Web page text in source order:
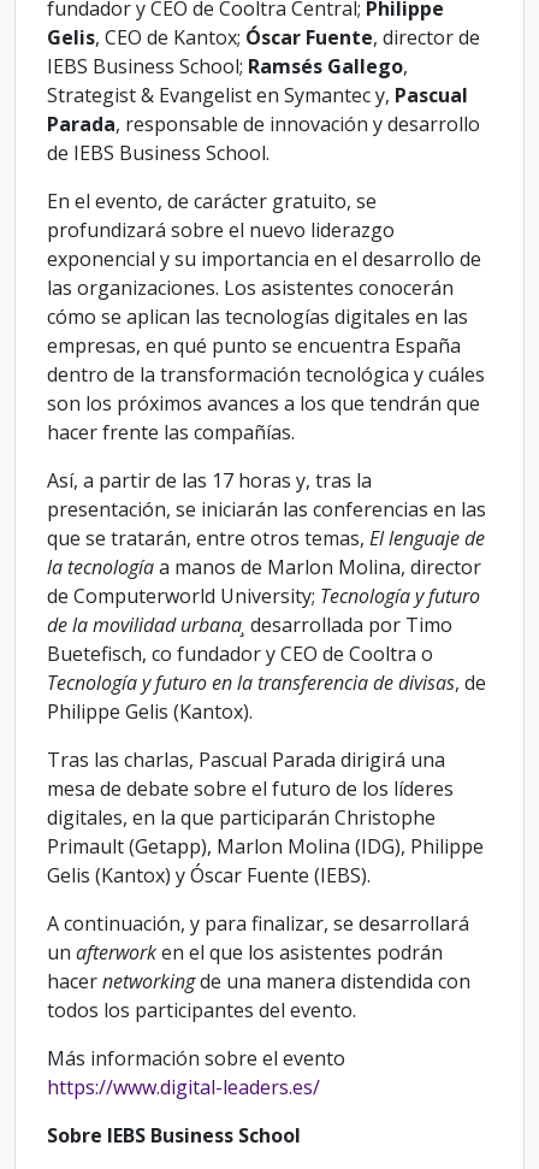
fundador y CEO de Cooltra Central; Philippe
Gelis, CEO de Kantox; Óscar Fuente, director de
IEBS Business School; Ramsés Gallego,
Strategist & Evangelist en Symantec y, Pascual
Parada, responsable de innovación y desarrollo
de IEBS Business School.
En el evento, de carácter gratuito, se
profundizará sobre el nuevo liderazgo
exponencial y su importancia en el desarrollo de
las organizaciones. Los asistentes conocerán
cómo se aplican las tecnologías digitales en las
empresas, en qué punto se encuentra España
dentro de la transformación tecnológica y cuáles
son los próximos avances a los que tendrán que
hacer frente las compañías.
Así, a partir de las 17 horas y, tras la
presentación, se iniciarán las conferencias en las
que se tratarán, entre otros temas, El lenguaje de
la tecnologíaa manos de Marlon Molina, director
de Computerworld University; Tecnología y futuro
de la movilidad urbana¸ desarrollada por Timo
Buetefisch, co fundador y CEO de Cooltra o
Tecnología y futuro en la transferencia de divisas, de
Philippe Gelis (Kantox).
Tras las charlas, Pascual Parada dirigirá una
mesa de debate sobre el futuro de los líderes
digitales, en la que participarán Christophe
Primault (Getapp), Marlon Molina (IDG), Philippe
Gelis (Kantox) y Óscar Fuente (IEBS).
A continuación, y para finalizar, se desarrollará
un afterworken el que los asistentes podrán
hacernetworkingde una manera distendida con
todos los participantes del evento.
Más información sobre el evento
https://www.digital-leaders.es/
Sobre IEBS Business School